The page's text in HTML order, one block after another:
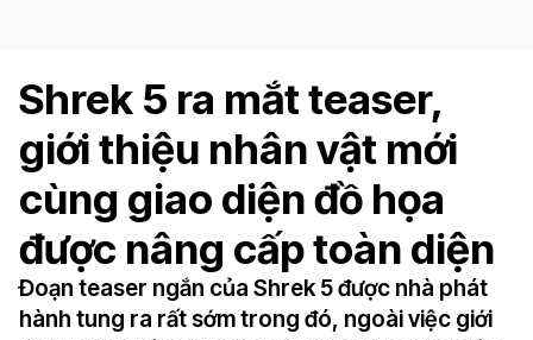
Shrek 5 ra mắt teaser,
giới thiệu nhân vật mới
cùng giao diện đồ họa
được nâng cấp toàn diện
Đoạn teaser ngắn của Shrek 5 được nhà phát
hành tung ra rất sớm trong đó, ngoài việc giới